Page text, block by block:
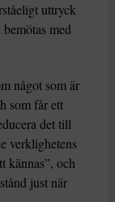
uttryck
med
något som är
som får ett
det till
verklighetens
kännas”, och
just när